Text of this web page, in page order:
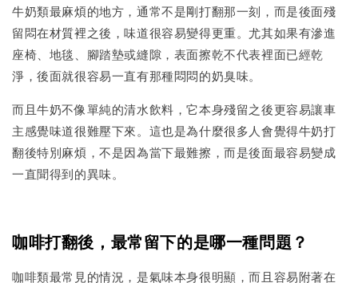
牛奶類最麻煩的地方，通常不是剛打翻那一刻，而是後面殘
留悶在材質裡之後，味道很容易變得更重。尤其如果有滲進
座椅、地毯、腳踏墊或縫隙，表面擦乾不代表裡面已經乾
淨，後面就很容易一直有那種悶悶的奶臭味。
而且牛奶不像單純的清水飲料，它本身殘留之後更容易讓車
主感覺味道很難壓下來。這也是為什麼很多人會覺得牛奶打
翻後特別麻煩，不是因為當下最難擦，而是後面最容易變成
一直聞得到的異味。
咖啡打翻後，最常留下的是哪一種問題？
咖啡類最常見的情況，是氣味本身很明顯，而且容易附著在